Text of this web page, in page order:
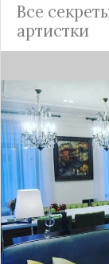
Все
артистки
Народная
известная
стилю и
московской
Это решение
и
проекте
КВАРТИР |